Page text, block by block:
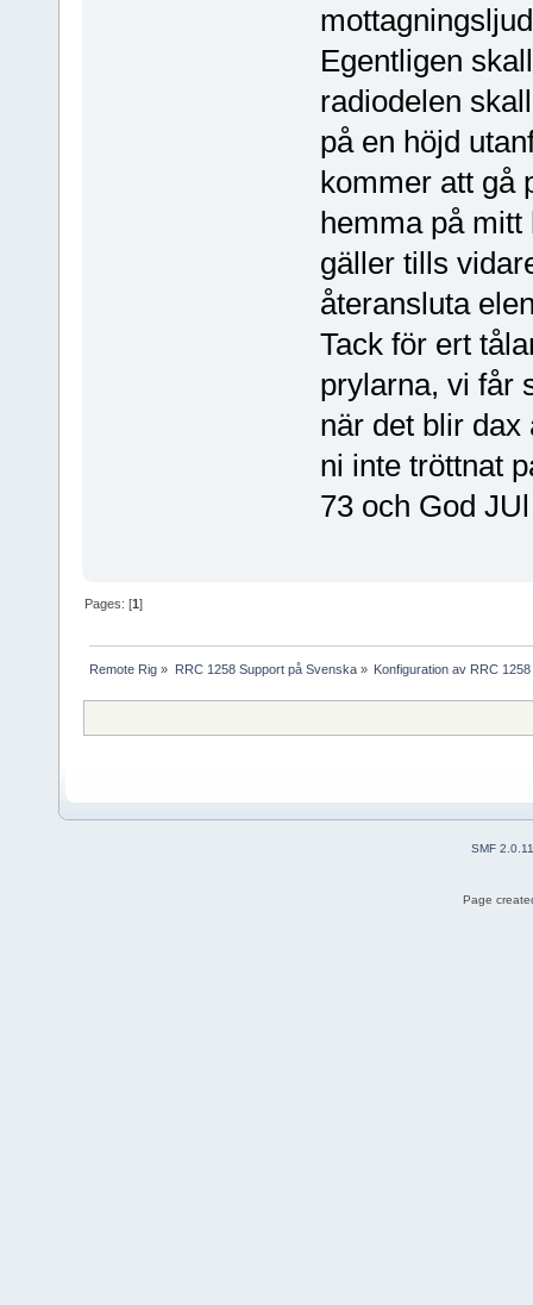
Egentligen
radiodelen
på en höjd
kommer att gå
hemma på mitt
gäller tills
återansluta
Tack för ert
prylarna, vi får
när det blir dax
ni inte tröttnat
73 och God
Pages: [1]
Remote Rig » RRC 1258 Support på Svenska» Konfiguration av RRC 1258
SMF 2.0.11
Page